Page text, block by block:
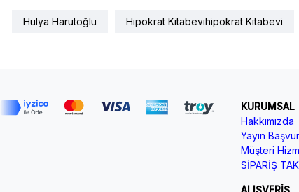
Hülya Harutoğlu Hipokrat Kitabevihipokrat Kitabevi
KURUMSAL
Hakkımızda
Yayın
Müşteri
SİPARİŞ
ALIŞVERİŞ